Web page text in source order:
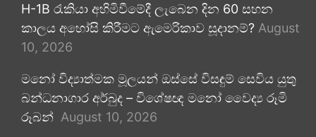
H-1B රැකියා අහිමිවීමේදී ලැබෙන දින 60 සහන
කාලය අහෝසි කිරීමට ඇමෙරිකාව සූදානම්? August
10, 2026
මනෝ විද්‍යාත්මක මූලයන් ඔස්සේ විසඳුම් සෙවිය යුතු
බන්ධනාගාර අර්බුද – විශේෂඥ මනෝ වෛද්‍ය රූමි
රූබන් August 10, 2026